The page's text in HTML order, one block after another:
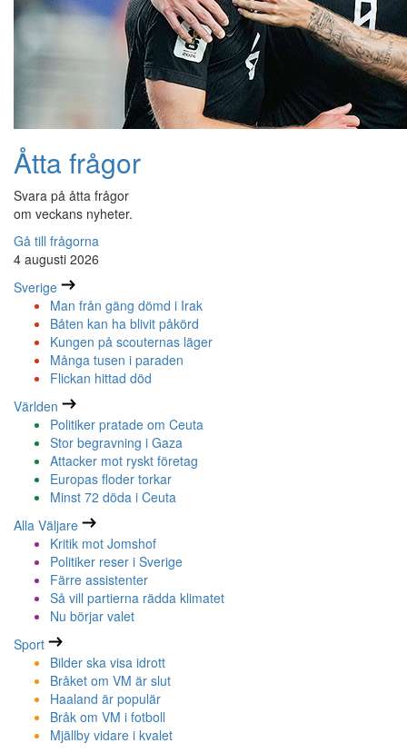
Åtta frågor
Svara på åtta frågor
om veckans nyheter.
Gå till frågorna
4 augusti 2026
Sverige
Man från gäng dömd i Irak
Båten kan ha blivit påkörd
Kungen på scouternas läger
Många tusen i paraden
Flickan hittad död
Världen
Politiker pratade om Ceuta
Stor begravning i Gaza
Attacker mot ryskt företag
Europas floder torkar
Minst 72 döda i Ceuta
Alla Väljare
Kritik mot Jomshof
Politiker reser i Sverige
Färre assistenter
Så vill partierna rädda klimatet
Nu börjar valet
Sport
Bilder ska visa idrott
Bråket om VM är slut
Haaland är populär
Bråk om VM i fotboll
Mjällby vidare i kvalet